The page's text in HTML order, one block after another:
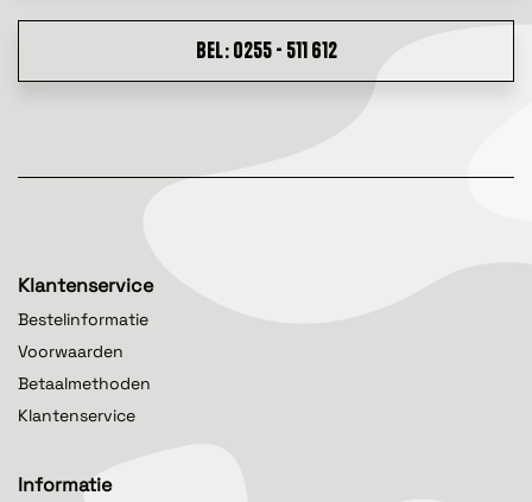
BEL: 0255 - 511 612
Klantenservice
Bestelinformatie
Voorwaarden
Betaalmethoden
Klantenservice
Informatie